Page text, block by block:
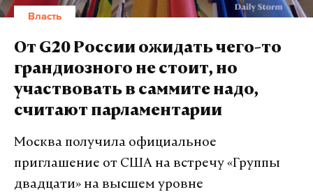
Власть
От G20 России ожидать чего-то
грандиозного не стоит, но
участвовать в саммите надо,
считают парламентарии
Москва получила официальное
приглашение от США на встречу «Группы
двадцати» на высшем уровне